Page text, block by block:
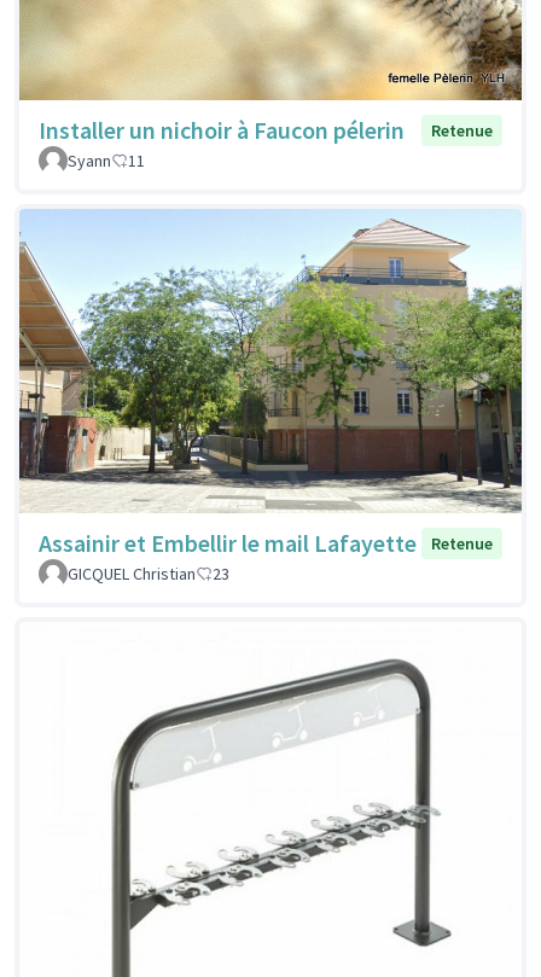
Installer un nichoir à Faucon pélerin
Retenue
Syann
11
Assainir et Embellir le mail Lafayette
Retenue
GICQUEL Christian
23